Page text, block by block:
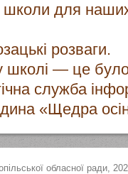
школи для
розваги.
школі — це
служба
«Щедра
обласної ради,